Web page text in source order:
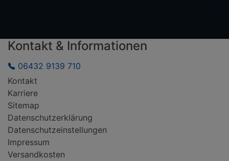
Kontakt & Informationen
06432 9139 710
Kontakt
Karriere
Sitemap
Datenschutzerklärung
Datenschutzeinstellungen
Impressum
Versandkosten